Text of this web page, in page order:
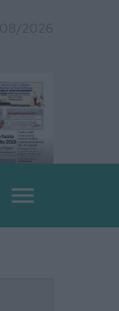
menu